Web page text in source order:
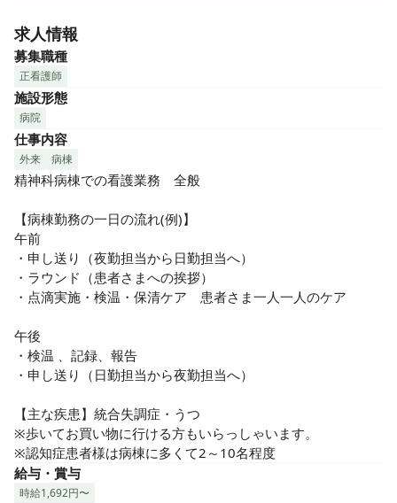
ぐに馴染める環境です。
・ランチは1食315円でご提供♪
求人情報
募集職種
正看護師
施設形態
病院
仕事内容
外来 病棟
精神科病棟での看護業務　全般
【病棟勤務の一日の流れ(例)】
午前
・申し送り（夜勤担当から日勤担当へ）
・ラウンド（患者さまへの挨拶）
・点滴実施・検温・保清ケア　患者さま一人一人のケア
午後
・検温 、記録、報告
・申し送り（日勤担当から夜勤担当へ）
【主な疾患】統合失調症・うつ
※歩いてお買い物に行ける方もいらっしゃいます。
※認知症患者様は病棟に多くて2～10名程度
給与・賞与
時給1,692円〜